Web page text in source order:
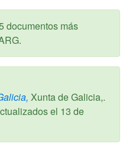
documentos más
Xunta de Galicia,.
el 13 de